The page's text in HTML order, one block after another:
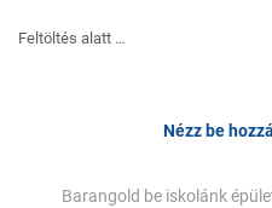
Feltöltés alatt …
Nézz be
Barangold be iskolánk